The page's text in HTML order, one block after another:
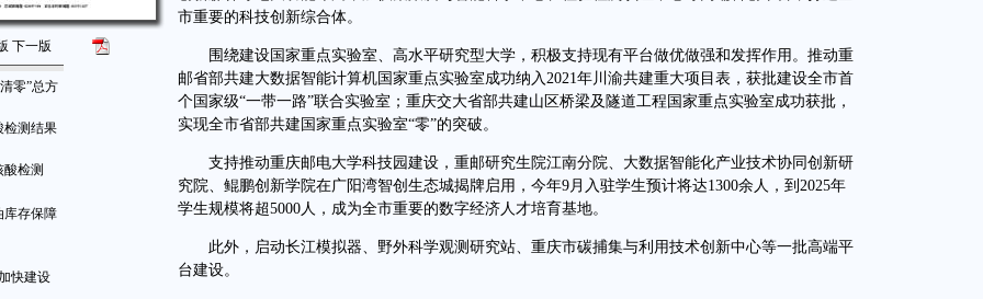
下一版
零”总方
检测结果
检测
库存保障
快建设
市重要的科技创新综合体。
围绕建设国家重点实验室、高水平研究型大学，积极支持现有平台做优做强和发挥作用。推动重
邮省部共建大数据智能计算机国家重点实验室成功纳入2021年川渝共建重大项目表，获批建设全市首
个国家级“一带一路”联合实验室；重庆交大省部共建山区桥梁及隧道工程国家重点实验室成功获批，
实现全市省部共建国家重点实验室“零”的突破。
支持推动重庆邮电大学科技园建设，重邮研究生院江南分院、大数据智能化产业技术协同创新研
究院、鲲鹏创新学院在广阳湾智创生态城揭牌启用，今年9月入驻学生预计将达1300余人，到2025年
学生规模将超5000人，成为全市重要的数字经济人才培育基地。
此外，启动长江模拟器、野外科学观测研究站、重庆市碳捕集与利用技术创新中心等一批高端平
台建设。